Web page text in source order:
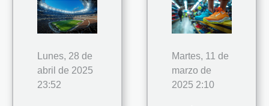
Lunes, 28 de
abril de 2025
23:52
Martes, 11 de
marzo de
2025 2:10